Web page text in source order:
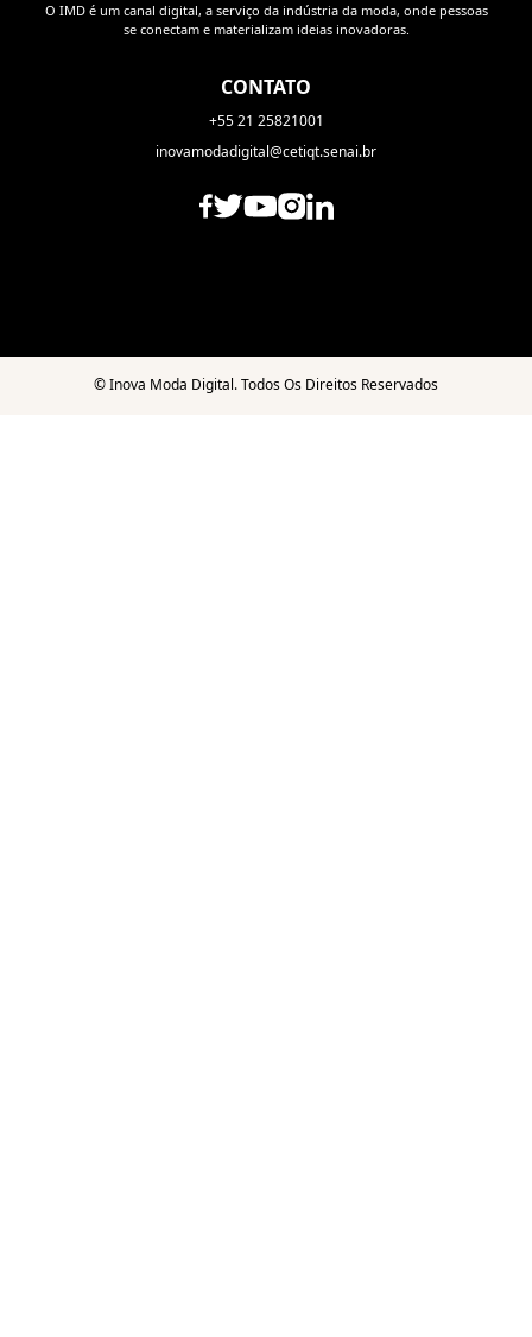
O IMD é um canal digital, a serviço da indústria da moda, onde pessoas
se conectam e materializam ideias inovadoras.
CONTATO
+55 21 25821001
inovamodadigital@cetiqt.senai.br
©Inova Moda Digital. Todos Os Direitos Reservados